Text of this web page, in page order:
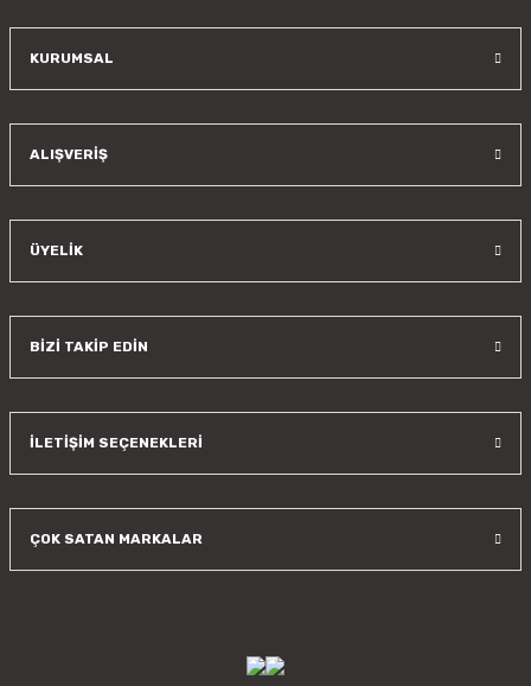
KURUMSAL
ALIŞVERİŞ
ÜYELİK
BİZİ TAKİP EDİN
İLETİŞİM SEÇENEKLERİ
ÇOK SATAN MARKALAR